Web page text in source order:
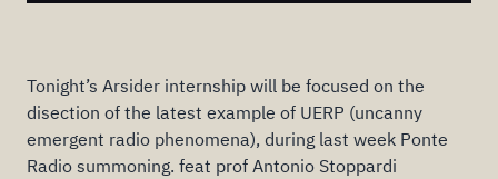
Tonight’s Arsider internship will be focused on the
disection of the latest example of UERP (uncanny
emergent radio phenomena), during last week Ponte
Radio summoning. feat prof Antonio Stoppardi